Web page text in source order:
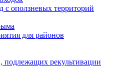
с оползневых территорий
для районов
подлежащих рекультивации